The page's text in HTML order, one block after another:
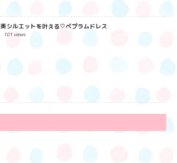
美シルエットを叶える♡ペプラムドレス
101 views